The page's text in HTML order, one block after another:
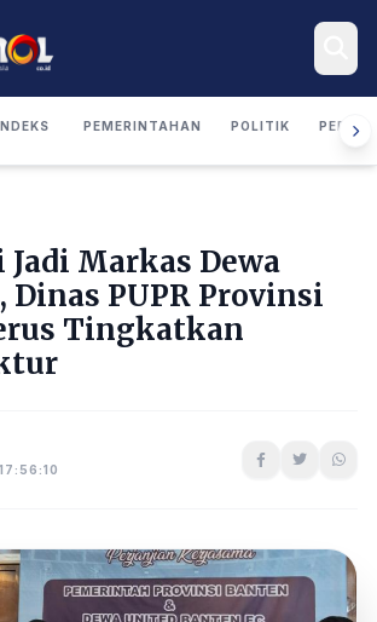
PEMERINTAHAN POLITIK
Jadi Markas Dewa
Dinas PUPR Provinsi
Tingkatkan